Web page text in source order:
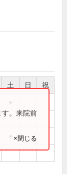
土 日 祝
す。来院前
×閉じる